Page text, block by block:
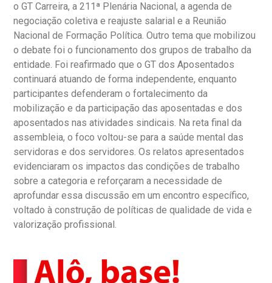
o GT Carreira, a 211ª Plenária Nacional, a agenda de
negociação coletiva e reajuste salarial e a Reunião
Nacional de Formação Política. Outro tema que mobilizou
o debate foi o funcionamento dos grupos de trabalho da
entidade. Foi reafirmado que o GT dos Aposentados
continuará atuando de forma independente, enquanto
participantes defenderam o fortalecimento da
mobilização e da participação das aposentadas e dos
aposentados nas atividades sindicais. Na reta final da
assembleia, o foco voltou-se para a saúde mental das
servidoras e dos servidores. Os relatos apresentados
evidenciaram os impactos das condições de trabalho
sobre a categoria e reforçaram a necessidade de
aprofundar essa discussão em um encontro específico,
voltado à construção de políticas de qualidade de vida e
valorização profissional.